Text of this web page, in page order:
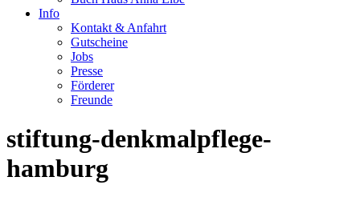
Info
Kontakt & Anfahrt
Gutscheine
Jobs
Presse
Förderer
Freunde
stiftung-denkmalpflege-
hamburg